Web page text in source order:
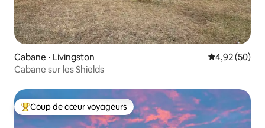
Cabane ⋅ Livingston Évaluation
4,92 (50)
Cabane sur les Shields
Coups de cœur voyageurs les plus appréciés
Coup de cœur voyageurs